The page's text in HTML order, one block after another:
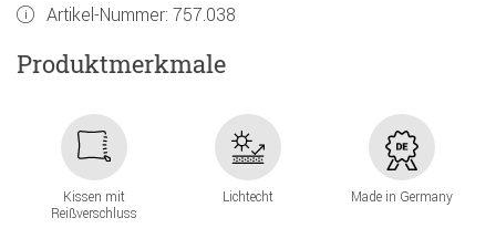
Artikel-Nummer: 757.038
Produktmerkmale
Kissen mit
Reißverschluss
Lichtecht Made in Germany